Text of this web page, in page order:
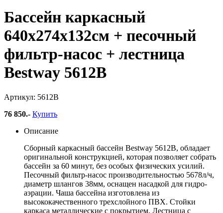
Бассейн каркасный
640х274х132см + песочный
фильтр-насос + лестница
Bestway 5612B
Артикул: 5612B
76 850.- Купить
Описание
Cборный каркасный бассейн Bestway 5612B, обладает
оригинальной конструкцией, которая позволяет собрать
бассейн за 60 минут, без особых физических усилий.
Песочный фильтр-насос производительностью 5678л/ч,
диаметр шлангов 38мм, оснащен насадкой для гидро-
аэрации. Чаша бассейна изготовлена из
высококачественного трехслойного ПВХ. Стойки
каркаса металлические с покрытием. Лестница с